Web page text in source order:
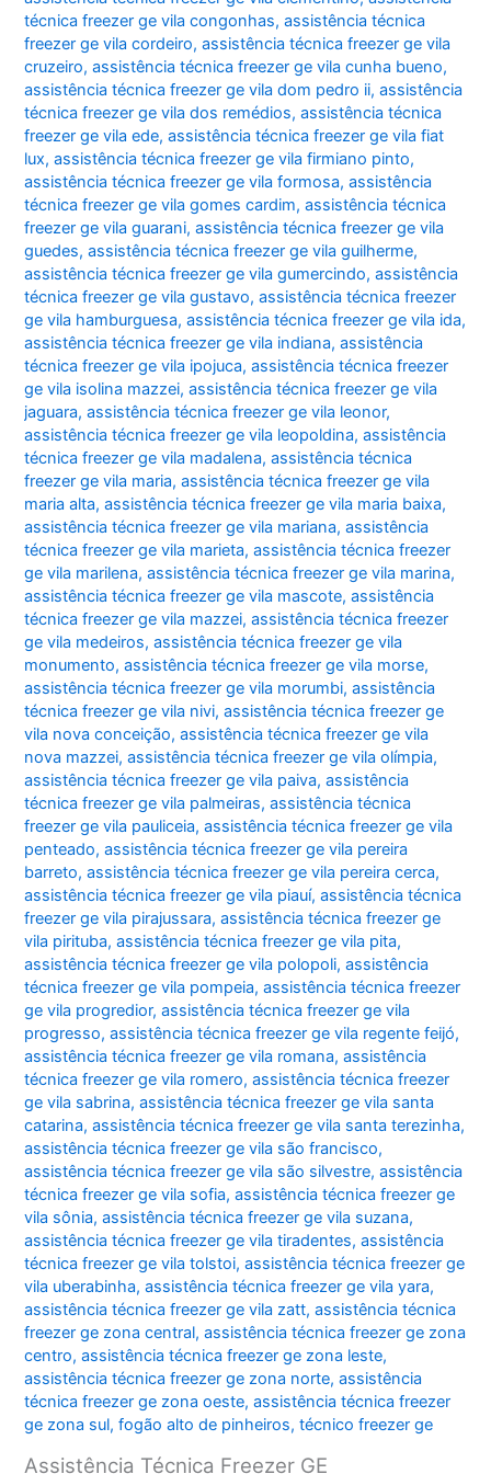
técnica freezer ge vila congonhas,assistência técnica
freezer ge vila cordeiro,assistência técnica freezer ge vila
cruzeiro,assistência técnica freezer ge vila cunha bueno,
assistência técnica freezer ge vila dom pedro ii,assistência
técnica freezer ge vila dos remédios,assistência técnica
freezer ge vila ede,assistência técnica freezer ge vila fiat
lux,assistência técnica freezer ge vila firmiano pinto,
assistência técnica freezer ge vila formosa,assistência
técnica freezer ge vila gomes cardim,assistência técnica
freezer ge vila guarani,assistência técnica freezer ge vila
guedes,assistência técnica freezer ge vila guilherme,
assistência técnica freezer ge vila gumercindo,assistência
técnica freezer ge vila gustavo,assistência técnica freezer
ge vila hamburguesa,assistência técnica freezer ge vila ida,
assistência técnica freezer ge vila indiana,assistência
técnica freezer ge vila ipojuca,assistência técnica freezer
ge vila isolina mazzei,assistência técnica freezer ge vila
jaguara,assistência técnica freezer ge vila leonor,
assistência técnica freezer ge vila leopoldina,assistência
técnica freezer ge vila madalena,assistência técnica
freezer ge vila maria,assistência técnica freezer ge vila
maria alta,assistência técnica freezer ge vila maria baixa,
assistência técnica freezer ge vila mariana,assistência
técnica freezer ge vila marieta,assistência técnica freezer
ge vila marilena,assistência técnica freezer ge vila marina,
assistência técnica freezer ge vila mascote,assistência
técnica freezer ge vila mazzei,assistência técnica freezer
ge vila medeiros,assistência técnica freezer ge vila
monumento,assistência técnica freezer ge vila morse,
assistência técnica freezer ge vila morumbi,assistência
técnica freezer ge vila nivi,assistência técnica freezer ge
vila nova conceição,assistência técnica freezer ge vila
nova mazzei,assistência técnica freezer ge vila olímpia,
assistência técnica freezer ge vila paiva,assistência
técnica freezer ge vila palmeiras,assistência técnica
freezer ge vila pauliceia,assistência técnica freezer ge vila
penteado,assistência técnica freezer ge vila pereira
barreto,assistência técnica freezer ge vila pereira cerca,
assistência técnica freezer ge vila piauí,assistência técnica
freezer ge vila pirajussara,assistência técnica freezer ge
vila pirituba,assistência técnica freezer ge vila pita,
assistência técnica freezer ge vila polopoli,assistência
técnica freezer ge vila pompeia,assistência técnica freezer
ge vila progredior,assistência técnica freezer ge vila
progresso,assistência técnica freezer ge vila regente feijó,
assistência técnica freezer ge vila romana,assistência
técnica freezer ge vila romero,assistência técnica freezer
ge vila sabrina,assistência técnica freezer ge vila santa
catarina,assistência técnica freezer ge vila santa terezinha,
assistência técnica freezer ge vila são francisco,
assistência técnica freezer ge vila são silvestre,assistência
técnica freezer ge vila sofia,assistência técnica freezer ge
vila sônia,assistência técnica freezer ge vila suzana,
assistência técnica freezer ge vila tiradentes,assistência
técnica freezer ge vila tolstoi,assistência técnica freezer ge
vila uberabinha,assistência técnica freezer ge vila yara,
assistência técnica freezer ge vila zatt,assistência técnica
freezer ge zona central,assistência técnica freezer ge zona
centro,assistência técnica freezer ge zona leste,
assistência técnica freezer ge zona norte,assistência
técnica freezer ge zona oeste,assistência técnica freezer
ge zona sul,fogão alto de pinheiros,técnico freezer ge
Assistência Técnica Freezer GE